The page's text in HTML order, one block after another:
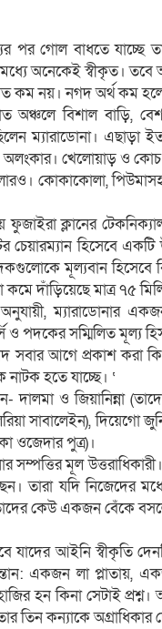
পর গোল বাধতে যাচ্ছে
অনেকেই স্বীকৃত।
কম নয়। নগদ অর্থ কম
বিশাল বাড়ি,
ম্যারাডোনা। এছাড়া
খেলোয়াড় ও কোচ
কোকাকোলা,
ক্লানের
চেয়ারম্যান হিসেবে
মূল্যবান
দাঁড়িয়েছে মাত্র ৭৫
অনুযায়ী, ম্যারাডোনার
ও পদকের সম্মিলিত মূল্য
সবার আগে প্রকাশ করা
হতে যাচ্ছে। ‘
দালমা ও জিয়ানিন্না
সাবালেইন), দিয়েগো
ওজেদার পুত্র)।
সম্পত্তির মূল
তারা যদি নিজেদের
তাদের কেউ একজন বেঁকে
যাদের আইনি স্বীকৃতি
একজন লা প্লাতায়,
হন কিনা সেটাই
তিন কন্যাকে অগ্রাধিকার